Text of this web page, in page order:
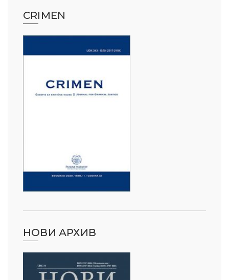
CRIMEN
НОВИ АРХИВ